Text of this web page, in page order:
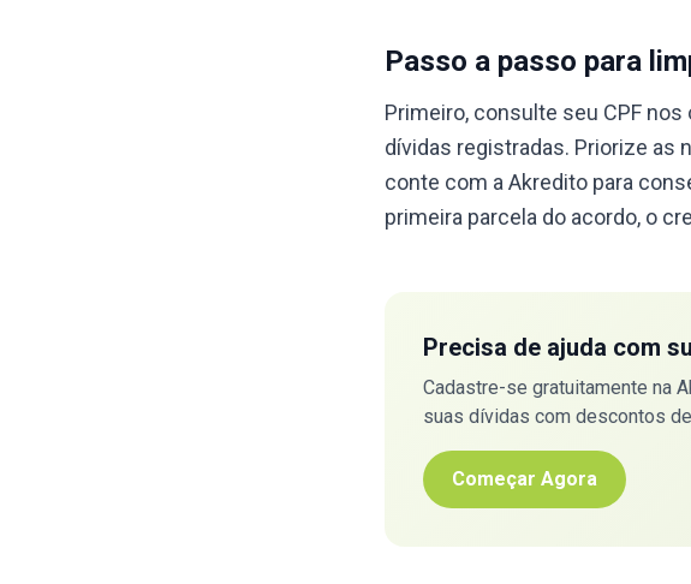
Passo a passo para
Primeiro, consulte seu CPF
dívidas registradas. Priorize as
conte com a Akredito para
primeira parcela do acordo, o
Precisa de ajuda com
Cadastre-se gratuitamente na
suas dívidas com descontos
Começar Agora